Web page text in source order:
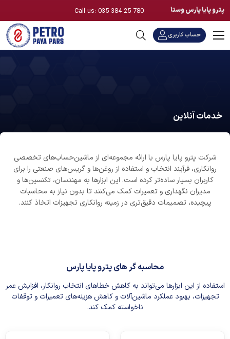
پترو پایا پارس وستا
حساب کاربری
Call us: 035 384 25 780
خدمات آنلاین
شرکت پترو پایا پارس با ارائه مجموعه‌ای از ماشین‌حساب‌های تخصصی
روانکاری، فرآیند انتخاب و استفاده از روغن‌ها و گریس‌های صنعتی را برای
کاربران بسیار ساده‌تر کرده است. این ابزارها به مهندسان، تکنسین‌ها و
مدیران نگهداری و تعمیرات کمک می‌کنند تا بدون نیاز به محاسبات
پیچیده، تصمیمات دقیق‌تری در زمینه روانکاری تجهیزات اتخاذ کنند.
محاسبه گر های پترو پایا پارس
استفاده از این ابزارها می‌تواند به کاهش خطاهای انتخاب روانکار، افزایش عمر
تجهیزات، بهبود عملکرد ماشین‌آلات و کاهش هزینه‌های تعمیرات و توقفات
ناخواسته کمک کند.